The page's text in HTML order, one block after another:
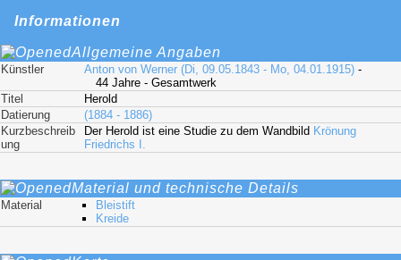
Informationen
Allgemeine Angaben
Künstler Anton von Werner (Di, 09.05.1843 - Mo, 04.01.1915) -
44 Jahre - Gesamtwerk
Titel
Herold
Datierung
(1884 - 1886)
Kurzbeschreib
ung
Der Herold ist eine Studie zu dem Wandbild Krönung
Friedrichs I.
Material und technische Details
Material
Bleistift
Kreide